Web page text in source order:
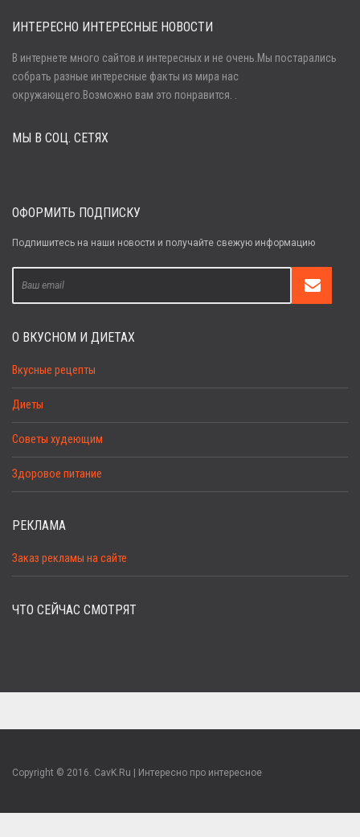
Войти
Забыли пароль?
ИНТЕРЕСНО ИНТЕРЕСНЫЕ НОВОСТИ
В интернете много сайтов.и интересных и не очень.Мы постарались
собрать разные интересные факты из мира нас
окружающего.Возможно вам это понравится. .
МЫ В СОЦ. СЕТЯХ
ОФОРМИТЬ ПОДПИСКУ
Подпишитесь на наши новости и получайте свежую информацию
О ВКУСНОМ И ДИЕТАХ
Вкусные рецепты
Диеты
Советы худеющим
Здоровое питание
РЕКЛАМА
Заказ рекламы на сайте
ЧТО СЕЙЧАС СМОТРЯТ
Copyright © 2016. CavK.Ru | Интересно про интересное